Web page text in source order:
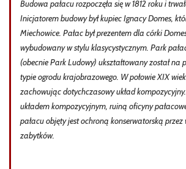
Budowa pałacu rozpoczęła się w 1812 roku i
Inicjatorem budowy był kupiec Ignacy Domes,
Miechowice. Pałac był prezentem dla córki
wybudowany w stylu klasycystycznym. Park
(obecnie Park Ludowy) ukształtowany został na
typie ogrodu krajobrazowego. W połowie XIX
zachowując dotychczasowy układ
układem kompozycyjnym, ruiną oficyny
pałacu objęty jest ochroną konserwatorską przez
zabytków.